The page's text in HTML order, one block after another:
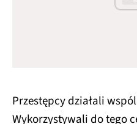
Przestępcy działali
Wykorzystywali do tego